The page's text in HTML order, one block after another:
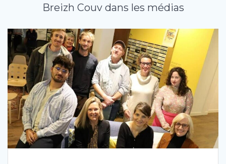
Breizh Couv dans les médias